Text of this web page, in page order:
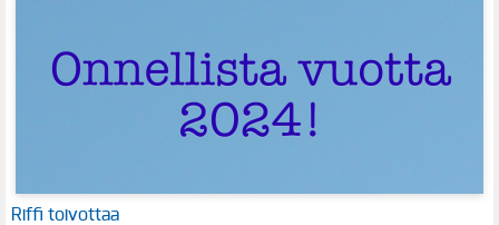
Riffi toivottaa